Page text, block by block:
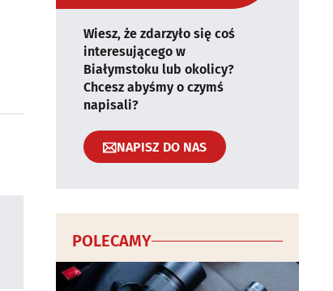
Wiesz, że zdarzyło się coś
interesującego w
Białymstoku lub okolicy?
Chcesz abyśmy o czymś
napisali?
NAPISZ DO NAS
POLECAMY